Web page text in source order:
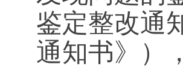
鉴定整改通
通知书》）